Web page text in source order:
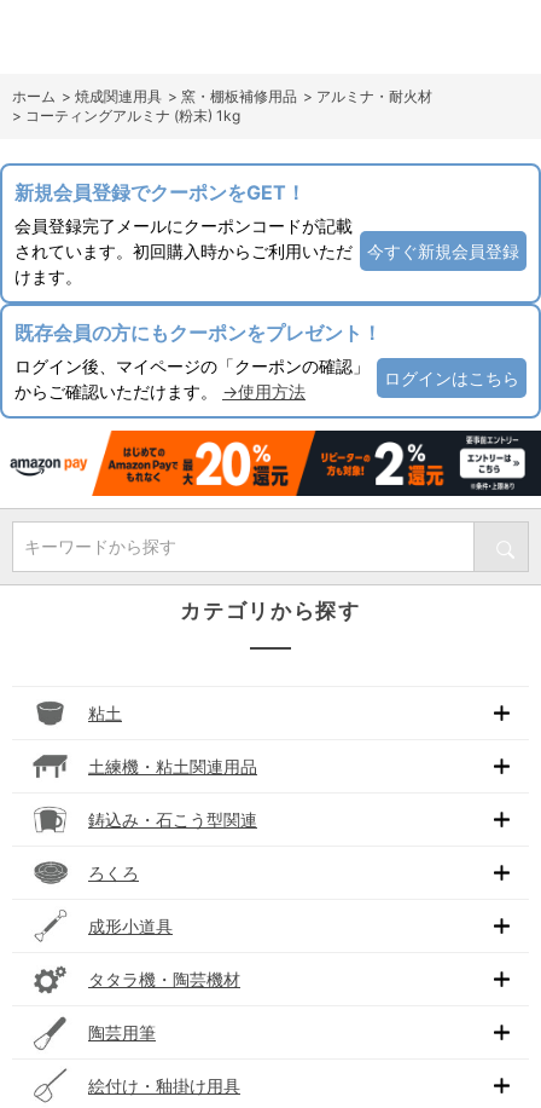
ホーム > 焼成関連用具 > 窯・棚板補修用品 > アルミナ・耐火材
> コーティングアルミナ (粉末) 1kg
新規会員登録でクーポンをGET！
会員登録完了メールにクーポンコードが記載
されています。初回購入時からご利用いただ
けます。
今すぐ新規会員登録
既存会員の方にもクーポンをプレゼント！
ログイン後、マイページの「クーポンの確認」
からご確認いただけます。 →使用方法
ログインはこちら
キーワードから探す
カテゴリから探す
粘土
土練機・粘土関連用品
鋳込み・石こう型関連
ろくろ
成形小道具
タタラ機・陶芸機材
陶芸用筆
絵付け・釉掛け用具